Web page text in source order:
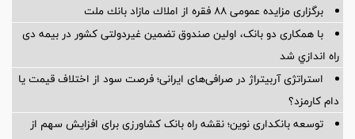
برگزاری مزایده عمومی ۸۸ فقره از املاك مازاد بانك ملت
با همکاری دو بانک، اولین صندوق تضمین غیردولتی کشور در بیمه دی
راه اندازي شد
استراتژی آربیتراژ در صرافی‌های ایرانی؛ فرصت سود از اختلاف قیمت یا
دام کارمزد؟
توسعه بانکداری نوین؛ نقشه راه بانک کشاورزی برای افزایش سهم از